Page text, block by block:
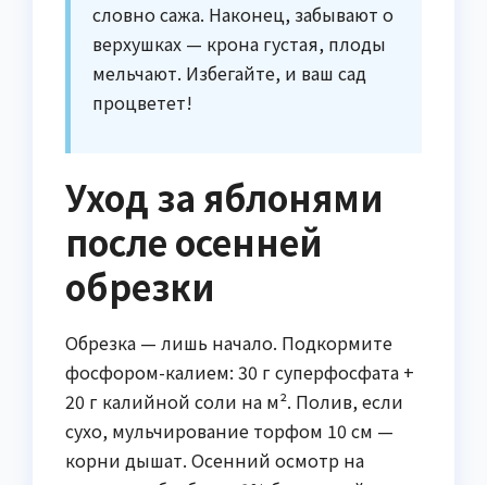
словно сажа. Наконец, забывают о
верхушках — крона густая, плоды
мельчают. Избегайте, и ваш сад
процветет!
Уход за яблонями
после осенней
обрезки
Обрезка — лишь начало. Подкормите
фосфором-калием: 30 г суперфосфата +
20 г калийной соли на м². Полив, если
сухо, мульчирование торфом 10 см —
корни дышат. Осенний осмотр на